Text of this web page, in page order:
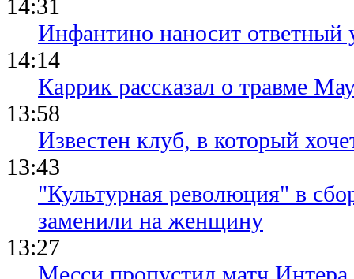
14:31
Инфантино наносит ответный
14:14
Каррик рассказал о травме
13:58
Известен клуб, в который
13:43
"Культурная революция" в
заменили на женщину
13:27
Месси пропустил матч